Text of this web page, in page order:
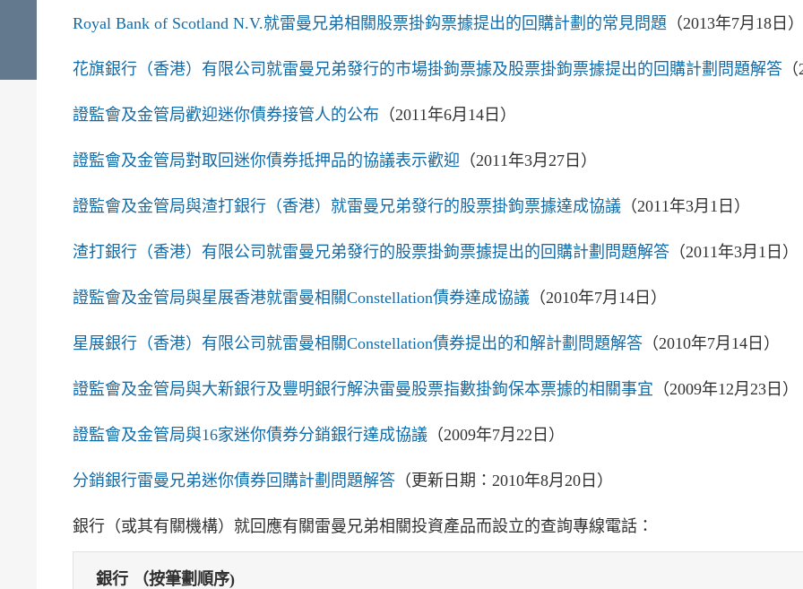
Royal Bank of Scotland N.V.就雷曼兄弟相關股票掛鈎票據提出的回購計劃的常見問題 （2013年7月18日）
花旗銀行（香港）有限公司就雷曼兄弟發行的市場掛鉤票據及股票掛鉤票據提出的回購計劃問題解答
證監會及金管局歡迎迷你債券接管人的公布 （2011年6月14日）
證監會及金管局對取回迷你債券抵押品的協議表示歡迎 （2011年3月27日）
證監會及金管局與渣打銀行（香港）就雷曼兄弟發行的股票掛鉤票據達成協議 （2011年3月1日）
渣打銀行（香港）有限公司就雷曼兄弟發行的股票掛鉤票據提出的回購計劃問題解答 （2011年3月1日）
證監會及金管局與星展香港就雷曼相關Constellation債券達成協議 （2010年7月14日）
星展銀行（香港）有限公司就雷曼相關Constellation債券提出的和解計劃問題解答 （2010年7月14日）
證監會及金管局與大新銀行及豐明銀行解決雷曼股票指數掛鉤保本票據的相關事宜 （2009年12月23日）
證監會及金管局與16家迷你債券分銷銀行達成協議 （2009年7月22日）
分銷銀行雷曼兄弟迷你債券回購計劃問題解答 （更新日期：2010年8月20日）
銀行（或其有關機構）就回應有關雷曼兄弟相關投資產品而設立的查詢專線電話：
銀行 （按筆劃順序)